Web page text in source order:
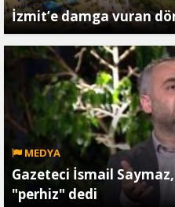
İzmit’e damga vuran
MEDYA
Gazeteci İsmail
"perhiz" dedi